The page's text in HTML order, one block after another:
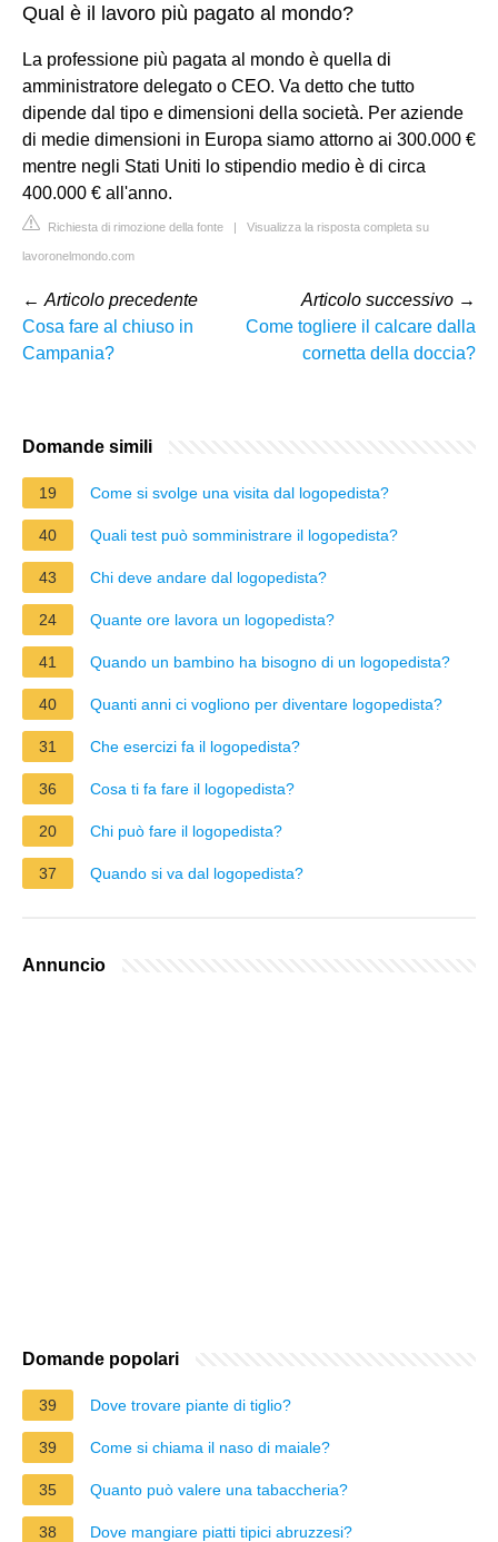
Qual è il lavoro più pagato al mondo?
La professione più pagata al mondo è quella di
amministratore delegato o CEO. Va detto che tutto
dipende dal tipo e dimensioni della società. Per aziende
di medie dimensioni in Europa siamo attorno ai 300.000 €
mentre negli Stati Uniti lo stipendio medio è di circa
400.000 € all'anno.
Richiesta di rimozione della fonte | Visualizza la risposta completa su
lavoronelmondo.com
← Articolo precedente
Cosa fare al chiuso in
Campania?
Articolo successivo →
Come togliere il calcare dalla
cornetta della doccia?
Domande simili
19 Come si svolge una visita dal logopedista?
40 Quali test può somministrare il logopedista?
43 Chi deve andare dal logopedista?
24 Quante ore lavora un logopedista?
41 Quando un bambino ha bisogno di un logopedista?
40 Quanti anni ci vogliono per diventare logopedista?
31 Che esercizi fa il logopedista?
36 Cosa ti fa fare il logopedista?
20 Chi può fare il logopedista?
37 Quando si va dal logopedista?
Annuncio
Domande popolari
39 Dove trovare piante di tiglio?
39 Come si chiama il naso di maiale?
35 Quanto può valere una tabaccheria?
38 Dove mangiare piatti tipici abruzzesi?